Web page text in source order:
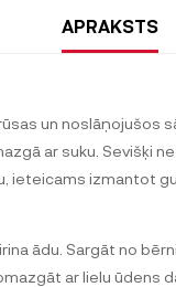
APRAKSTS
un noslāņojušos
ar suku. Sevišķi
ieteicams izmantot
ādu. Sargāt no
ar lielu ūdens